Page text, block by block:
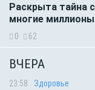
Раскрыта тайна
многие
0 62
ВЧЕРА
23:58 Здоровье